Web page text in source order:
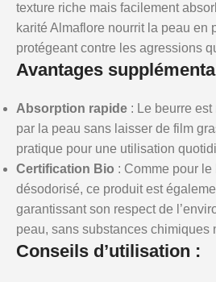
texture riche mais facilement
karité Almaflore nourrit la peau en
protégeant contre les agressions
Avantages
Absorption rapide : Le beurre
par la peau sans laisser de film
pratique pour une utilisation
Certification Bio : Comme pour
désodorisé, ce produit est
garantissant son respect de
peau, sans substances chimiques
Conseils d’utilisation :